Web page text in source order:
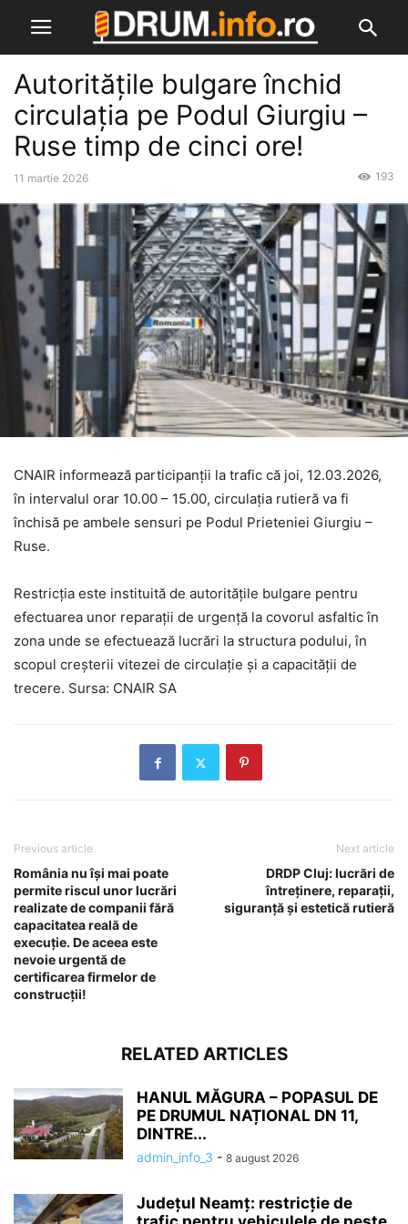
Autoritățile bulgare închid
circulația pe Podul Giurgiu –
Ruse timp de cinci ore!
11 martie 2026 193
CNAIR informează participanții la trafic că joi, 12.03.2026,
în intervalul orar 10.00 – 15.00, circulația rutieră va fi
închisă pe ambele sensuri pe Podul Prieteniei Giurgiu –
Ruse.
Restricția este instituită de autoritățile bulgare pentru
efectuarea unor reparații de urgență la covorul asfaltic în
zona unde se efectuează lucrări la structura podului, în
scopul creșterii vitezei de circulație și a capacității de
trecere. Sursa: CNAIR SA
Previous article
România nu își mai poate
permite riscul unor lucrări
realizate de companii fără
capacitatea reală de
execuție. De aceea este
nevoie urgentă de
certificarea firmelor de
construcții!
Next article
DRDP Cluj: lucrări de
întreținere, reparații,
siguranță și estetică rutieră
RELATED ARTICLES
HANUL MĂGURA – POPASUL DE
PE DRUMUL NAȚIONAL DN 11,
DINTRE...
admin_info_3 - 8 august 2026
Județul Neamț: restricție de